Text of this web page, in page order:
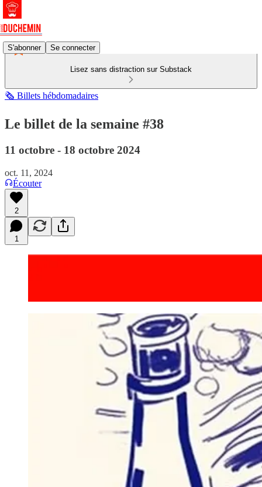
S'abonner Se connecter
Lisez sans distraction sur Substack
🗞️ Billets hébdomadaires
Le billet de la semaine #38
11 octobre - 18 octobre 2024
oct. 11, 2024
Écouter
2
1